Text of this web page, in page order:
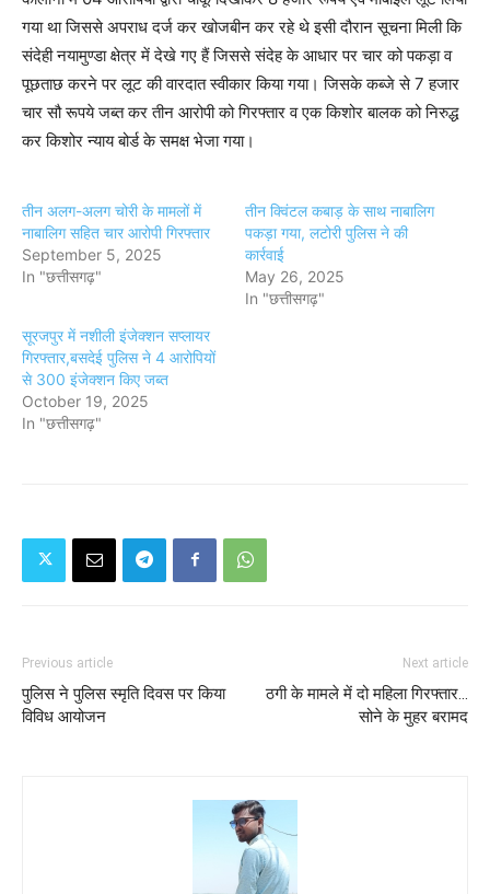
गया था जिससे अपराध दर्ज कर खोजबीन कर रहे थे इसी दौरान सूचना मिली कि
संदेही नयामुण्डा क्षेत्र में देखे गए हैं जिससे संदेह के आधार पर चार को पकड़ा व
पूछताछ करने पर लूट की वारदात स्वीकार किया गया। जिसके कब्जे से 7 हजार
चार सौ रूपये जब्त कर तीन आरोपी को गिरफ्तार व एक किशोर बालक को निरुद्ध
कर किशोर न्याय बोर्ड के समक्ष भेजा गया।
तीन अलग-अलग चोरी के मामलों में
नाबालिग सहित चार आरोपी गिरफ्तार
September 5, 2025
In "छत्तीसगढ़"
तीन क्विंटल कबाड़ के साथ नाबालिग
पकड़ा गया, लटोरी पुलिस ने की
कार्रवाई
May 26, 2025
In "छत्तीसगढ़"
सूरजपुर में नशीली इंजेक्शन सप्लायर
गिरफ्तार,बसदेई पुलिस ने 4 आरोपियों
से 300 इंजेक्शन किए जब्त
October 19, 2025
In "छत्तीसगढ़"
Previous article
पुलिस ने पुलिस स्मृति दिवस पर किया
विविध आयोजन
Next article
ठगी के मामले में दो महिला गिरफ्तार...
सोने के मुहर बरामद